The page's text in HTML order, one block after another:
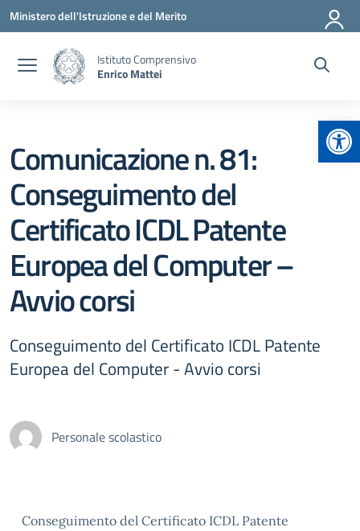
Vai ai contenuti
Vai al menu di navigazione
Vai al footer
Ministero dell'Istruzione e del Merito
Istituto Comprensivo
Enrico Mattei
Comunicazione n. 81:
Conseguimento del
Certificato ICDL Patente
Europea del Computer –
Avvio corsi
Conseguimento del Certificato ICDL Patente
Europea del Computer - Avvio corsi
Personale scolastico
Conseguimento del Certificato ICDL Patente